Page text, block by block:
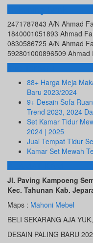
Rekening Bank
2471787843 A/N Ahmad
1840001051893 Ahmad
0830586725 A/N Ahmad
592801000896509 Ahmad
Info Terbaru
88+ Harga Meja
Baru 2023/2024
9+ Desain Sofa
Trend 2023, 2024
Set Kamar Tidur
2024 | 2025
Jual Tempat Tidur
Kamar Set Mewah
ALAMAT KAMI
Jl. Paving Kampoeng
Kec. Tahunan Kab.
Maps : Mahoni Mebel
BELI SEKARANG AJA
DESAIN PALING BARU